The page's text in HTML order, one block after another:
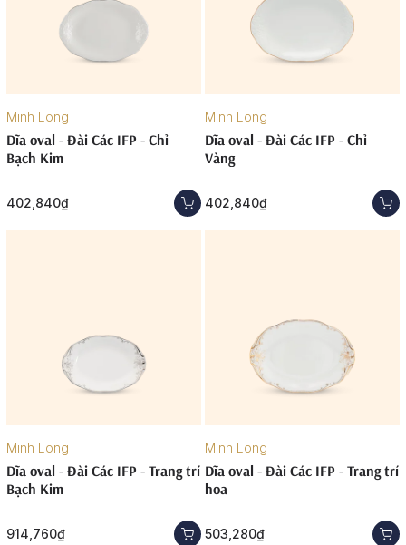
Minh Long
Dĩa oval - Đài Các IFP - Chỉ
Bạch Kim
402,840₫
Minh Long
Dĩa oval - Đài Các IFP - Chỉ
Vàng
402,840₫
Minh Long
Dĩa oval - Đài Các IFP - Trang trí
Bạch Kim
914,760₫
Minh Long
Dĩa oval - Đài Các IFP - Trang trí
hoa
503,280₫